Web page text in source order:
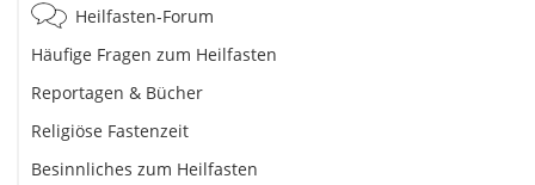
Heilfasten-Forum
Häufige Fragen zum Heilfasten
Reportagen & Bücher
Religiöse Fastenzeit
Besinnliches zum Heilfasten